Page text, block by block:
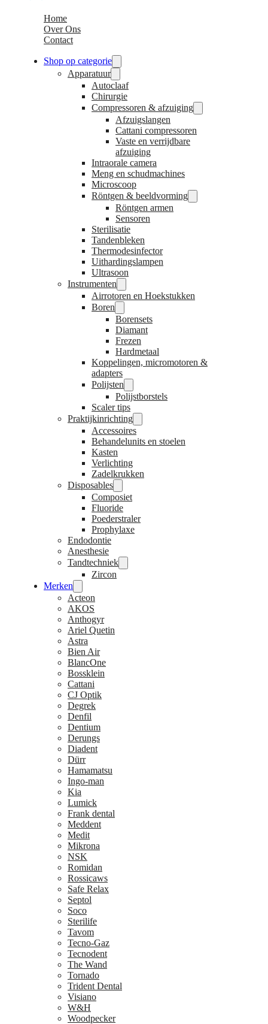
Home
Over Ons
Contact
Shop op categorie
Apparatuur
Autoclaaf
Chirurgie
Compressoren & afzuiging
Afzuigslangen
Cattani compressoren
Vaste en verrijdbare
afzuiging
Intraorale camera
Meng en schudmachines
Microscoop
Röntgen & beeldvorming
Röntgen armen
Sensoren
Sterilisatie
Tandenbleken
Thermodesinfector
Uithardingslampen
Ultrasoon
Instrumenten
Airrotoren en Hoekstukken
Boren
Borensets
Diamant
Frezen
Hardmetaal
Koppelingen, micromotoren &
adapters
Polijsten
Polijstborstels
Scaler tips
Praktijkinrichting
Accessoires
Behandelunits en stoelen
Kasten
Verlichting
Zadelkrukken
Disposables
Composiet
Fluoride
Poederstraler
Prophylaxe
Endodontie
Anesthesie
Tandtechniek
Zircon
Merken
Acteon
AKOS
Anthogyr
Ariel Quetin
Astra
Bien Air
BlancOne
Bossklein
Cattani
CJ Optik
Degrek
Denfil
Dentium
Derungs
Diadent
Dürr
Hamamatsu
Ingo-man
Kia
Lumick
Frank dental
Meddent
Medit
Mikrona
NSK
Romidan
Rossicaws
Safe Relax
Septol
Soco
Sterilife
Tavom
Tecno-Gaz
Tecnodent
The Wand
Tornado
Trident Dental
Visiano
W&H
Woodpecker